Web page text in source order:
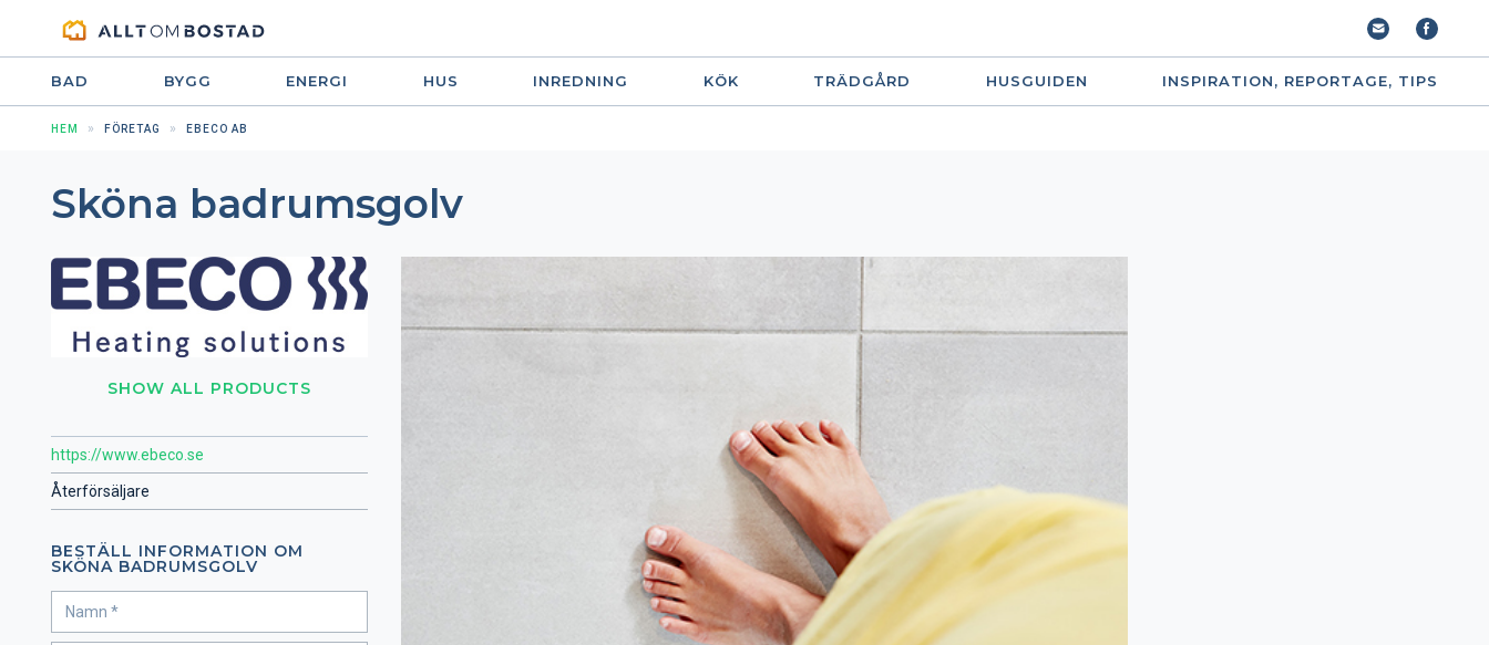
BAD BYGG ENERGI HUS INREDNING KÖK TRÄDGÅRD HUSGUIDEN INSPIRATION, REPORTAGE, TIPS
HEM FÖRETAG EBECO AB
Sköna badrumsgolv
SHOW ALL PRODUCTS
https://www.ebeco.se
Återförsäljare
BESTÄLL INFORMATION OM
SKÖNA BADRUMSGOLV